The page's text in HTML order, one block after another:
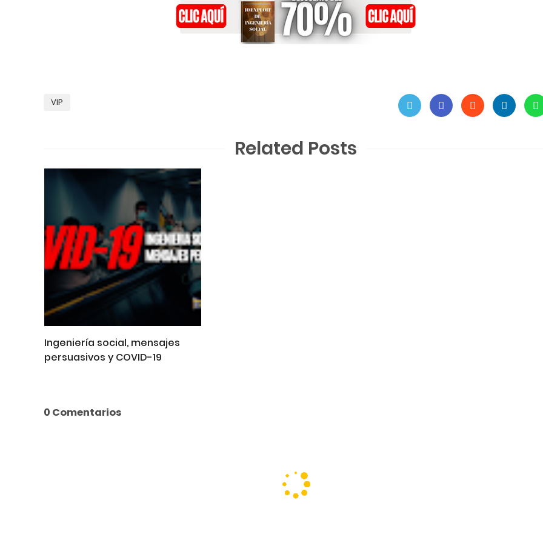
VIP
Related Posts
Ingeniería social, mensajes
persuasivos y COVID-19
0 Comentarios